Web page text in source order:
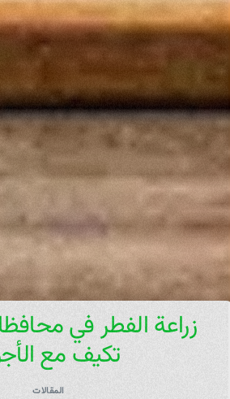
زراعة الفطر في
تكيف مع
المقالات